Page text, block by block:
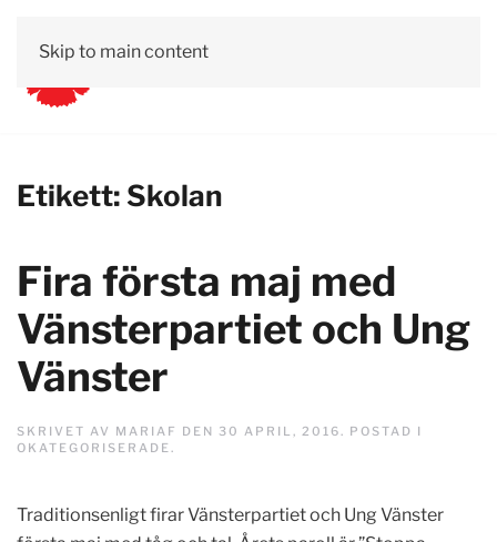
Skip to main content
Etikett: Skolan
Fira första maj med
Vänsterpartiet och Ung
Vänster
SKRIVET AV MARIAF DEN 30 APRIL, 2016. POSTAD I
OKATEGORISERADE.
Traditionsenligt firar Vänsterpartiet och Ung Vänster